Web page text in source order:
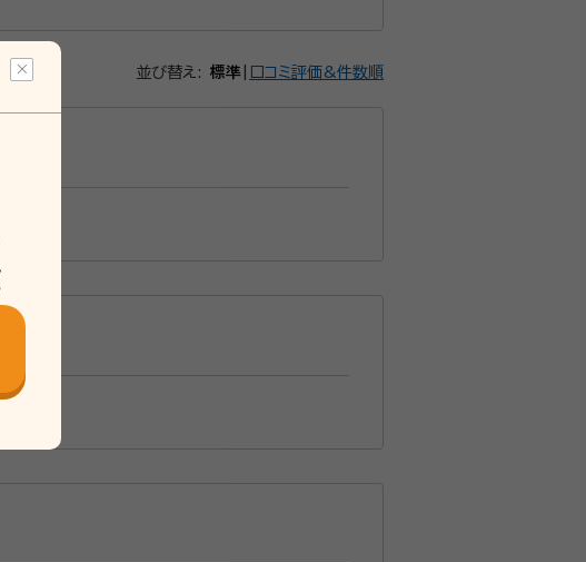
階的に分かりやすい説明を頂きました。今後も
に、特に力を入れてますのでお任せくださ
並び替え: 標準 口コミ評価&件数順